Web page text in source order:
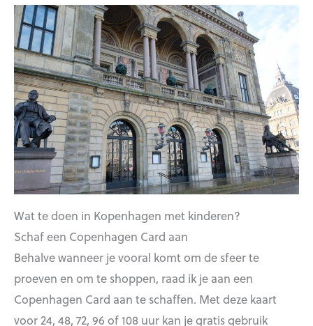
Wat te doen in Kopenhagen met kinderen?
Schaf een Copenhagen Card aan
Behalve wanneer je vooral komt om de sfeer te
proeven en om te shoppen, raad ik je aan een
Copenhagen Card aan te schaffen. Met deze kaart
voor 24, 48, 72, 96 of 108 uur kan je gratis gebruik